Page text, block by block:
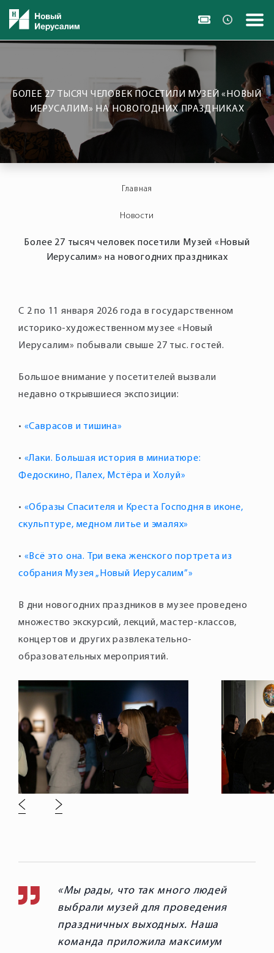
БОЛЕЕ 27 ТЫСЯЧ ЧЕЛОВЕК ПОСЕТИЛИ МУЗЕЙ «НОВЫЙ
ИЕРУСАЛИМ» НА НОВОГОДНИХ ПРАЗДНИКАХ
Главная
Новости
Более 27 тысяч человек посетили Музей «Новый
Иерусалим» на новогодних праздниках
С 2 по 11 января 2026 года в государственном
историко-художественном музее «Новый
Большое внимание у посетителей вызвали
• «Саврасов и тишина»
• «Лаки. Большая история в миниатюре:
Федоскино, Палех, Мстёра и Холуй»
• «Образы Спасителя и Креста Господня в иконе,
скульптуре, медном литье и эмалях»
• «Всё это она. Три века женского портрета из
собрания Музея „Новый Иерусалим”»
В дни новогодних праздников в музее проведено
множество экскурсий, лекций, мастер-классов,
концертов и других развлекательно-
Мы рады, что так много людей
выбрали музей для проведения
праздничных выходных. Наша
команда приложила максимум